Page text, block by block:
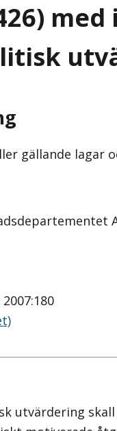
gällande
2007:180
utvärdering